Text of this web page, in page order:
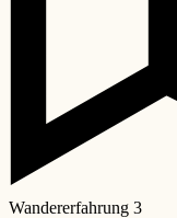
Wandererfahrung 3